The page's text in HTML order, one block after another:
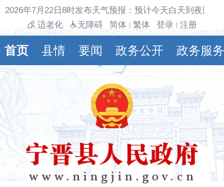
年7月22日8时发布天气预报：预计今天白天到夜间多
适老化
无障碍 简体 繁体 登录 注册
首页 县情 要闻 政务公开 政务服务